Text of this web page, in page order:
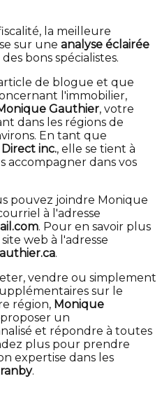
la meilleure
sur une analyse éclairée
bons spécialistes.
de blogue et que
l'immobilier,
Gauthier, votre
dans les régions de
En tant que
inc., elle se tient à
accompagner dans vos
pouvez joindre Monique
à l'adresse
. Pour en savoir plus
web à l'adresse
.
vendre ou simplement
sur le
région, Monique
un
et répondre à toutes
plus pour prendre
expertise dans les
.